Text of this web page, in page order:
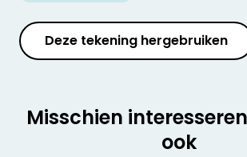
Deze tekening hergebruiken
Misschien
ook